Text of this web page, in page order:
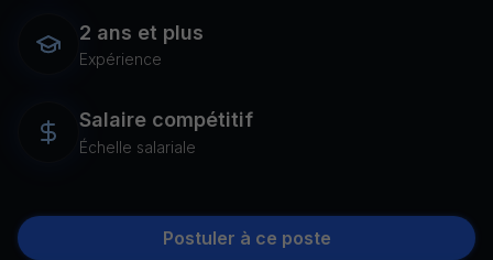
2 ans et plus
Expérience
Salaire compétitif
Échelle salariale
Postuler à ce poste